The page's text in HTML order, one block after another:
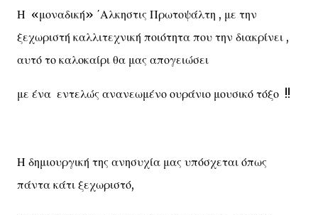
Η «μοναδική» ΄Αλκηστις Πρωτοψάλτη , με την
ξεχωριστή καλλιτεχνική ποιότητα που την διακρίνει ,
αυτό το καλοκαίρι θα μας απογειώσει
με ένα εντελώς ανανεωμένο ουράνιο μουσικό τόξο !!
Η δημιουργική της ανησυχία μας υπόσχεται όπως
πάντα κάτι ξεχωριστό,